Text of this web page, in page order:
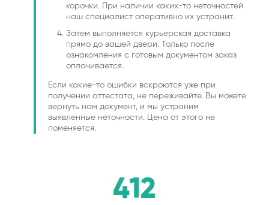
корочки. При наличии каких-то неточностей
наш специалист оперативно их устранит.
Затем выполняется курьерская доставка
прямо до вашей двери. Только после
ознакомления с готовым документом заказ
оплачивается.
Если какие-то ошибки вскроются уже при
получении аттестата, не переживайте. Вы можете
вернуть нам документ, и мы устраним
выявленные неточности. Цена от этого не
поменяется.
412